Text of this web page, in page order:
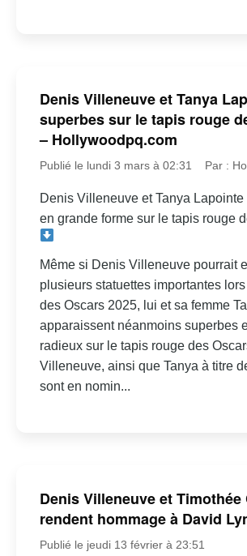
Denis Villeneuve et Tanya
superbes sur le tapis rouge
– Hollywoodpq.com
Publié le lundi 3 mars à 02:31 Par :
Denis Villeneuve et Tanya
en grande forme sur le tapis rouge
Même si Denis Villeneuve pourrait
plusieurs statuettes importantes
des Oscars 2025, lui et sa femme
apparaissent néanmoins superbes
radieux sur le tapis rouge des
Villeneuve, ainsi que Tanya à titre
sont en nomin...
Denis Villeneuve et Timothée
rendent hommage à David
Publié le jeudi 13 février à 23:51